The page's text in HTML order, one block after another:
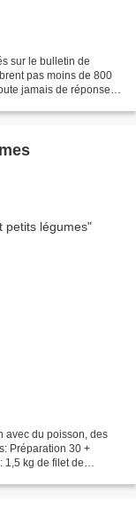
sur le bulletin de
pas moins de 800
jamais de réponse
avec du poisson, des
Préparation 30 +
1,5 kg de filet de